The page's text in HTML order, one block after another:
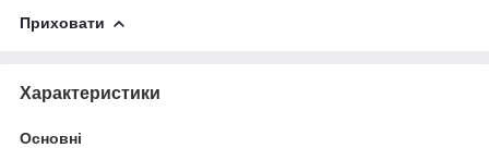
Приховати
Характеристики
Основні